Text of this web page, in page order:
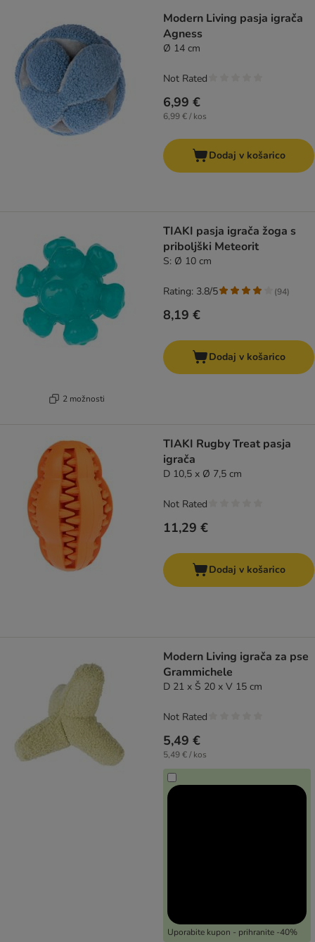
Modern Living pasja igrača
Agness
Ø 14 cm
6,99 €
6,99 € / kos
Not Rated
Dodaj v košarico
2 možnosti
TIAKI pasja igrača žoga s
priboljški Meteorit
S: Ø 10 cm
8,19 €
Rating: 3.8/5 (94)
Dodaj v košarico
TIAKI Rugby Treat pasja
igrača
D 10,5 x Ø 7,5 cm
11,29 €
Not Rated
Dodaj v košarico
Modern Living igrača za pse
Grammichele
D 21 x Š 20 x V 15 cm
5,49 €
5,49 € / kos
Uporabite kupon - prihranite -40%
Not Rated